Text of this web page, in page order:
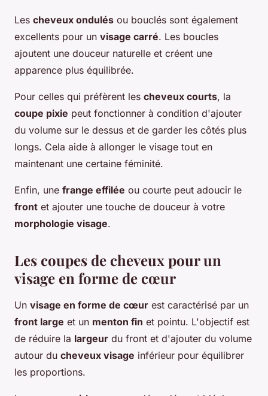
Les cheveux ondulés ou bouclés sont également
excellents pour un visage carré. Les boucles
ajoutent une douceur naturelle et créent une
apparence plus équilibrée.
Pour celles qui préfèrent les cheveux courts, la
coupe pixie peut fonctionner à condition d'ajouter
du volume sur le dessus et de garder les côtés plus
longs. Cela aide à allonger le visage tout en
maintenant une certaine féminité.
Enfin, une frange effilée ou courte peut adoucir le
front et ajouter une touche de douceur à votre
morphologie visage.
Les coupes de cheveux pour un
visage en forme de cœur
Un visage en forme de cœur est caractérisé par un
front large et un menton fin et pointu. L'objectif est
de réduire la largeur du front et d'ajouter du volume
autour du cheveux visage inférieur pour équilibrer
les proportions.